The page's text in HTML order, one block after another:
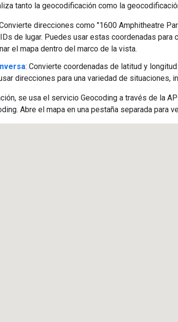
tanto la geocodificación como la
direcciones como "1600 Amphitheatre
de lugar. Puedes usar estas coordenadas para
el mapa dentro del marco de la vista.
: Convierte coordenadas de latitud y
usar direcciones para una variedad de
se usa el servicio Geocoding a través de la
Abre el mapa en una pestaña separada para